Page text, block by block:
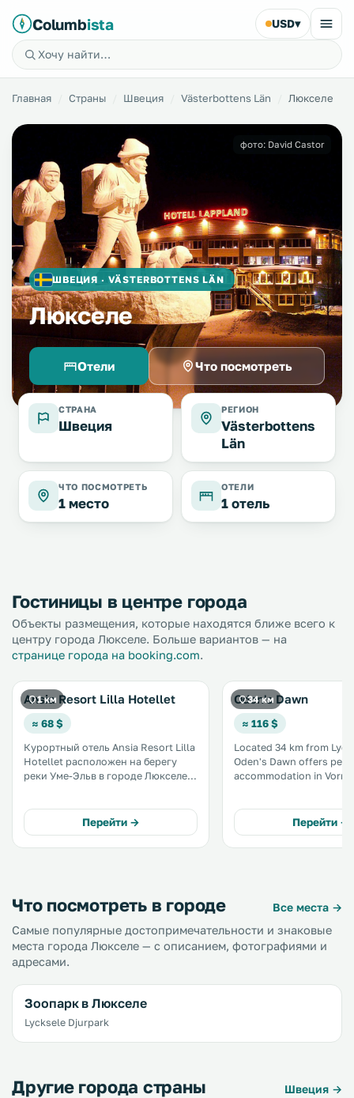
Columbista USD▾
Главная Страны Швеция Västerbottens Län Люкселе
ШВЕЦИЯ · VÄSTERBOTTENS LÄN
Люкселе
Отели Что посмотреть
фото: David Castor
СТРАНА
Швеция
РЕГИОН
Västerbottens
Län
ЧТО ПОСМОТРЕТЬ
1 место
ОТЕЛИ
1 отель
Гостиницы в центре города
Объекты размещения, которые находятся ближе всего к
центру города Люкселе. Больше вариантов — на
странице города на booking.com.
1 км
Ansia Resort Lilla Hotellet
≈ 68 $
Курортный отель Ansia Resort Lilla
Hotellet расположен на берегу
реки Уме-Эльв в городе Люкселе,
Перейти →
34 км
Oden's Dawn
≈ 116 $
Located 34 km from
Oden's Dawn offers
accommodation in
available on site. The kitchen has an
oven and there is a
bathroom. .
Перейти →
Что посмотреть в городе
Все места →
Самые популярные достопримечательности и знаковые
места города Люкселе — с описанием, фотографиями и
адресами.
Зоопарк в Люкселе
Lycksele Djurpark
Другие города страны Швеция →